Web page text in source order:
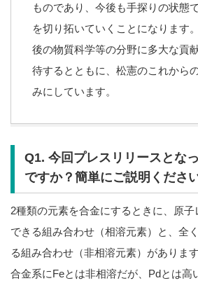
ものであり、今後も手探りの状態
を切り拓いていくことになります
後の物質科学等の分野に多大な貢
待するとともに、松憲のこれから
みにしています。
Q1. 今回プレスリリースとな
ですか？簡単にご説明ください
2種類の元素を合金にするときに、原
できる組み合わせ（相溶元素）と、全
る組み合わせ（非相溶元素）がありま
合金系にFeとは非相溶だが、Pdとは高